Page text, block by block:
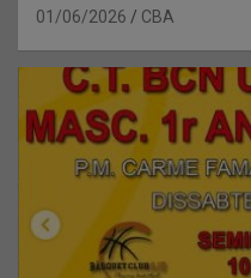
01/06/2026 CBA